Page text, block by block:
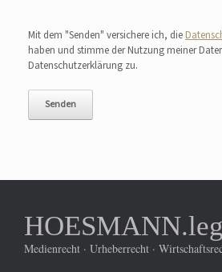
Mit dem "Senden" versichere ich, die
haben und stimme der Nutzung meiner
Datenschutzerklärung zu.
Medienrecht · Urheberrecht ·